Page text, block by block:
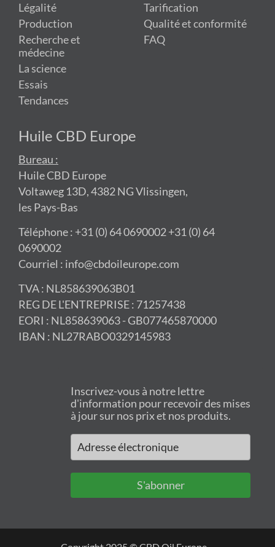
Légalité
Production
Recherche et
médecine
La science
Essais
Tendances
Tarification
Qualité et conformité
FAQ
Huile CBD Europe
Bureau :
Huile CBD Europe
Voltaweg 13D, 4382 NG Vlissingen,
les Pays-Bas
Téléphone : +31 (0) 64 0690002 +31 (0) 64
0690002
Courriel : info@cbdoileurope.com
TVA : NL858639063B01
REG DE L'ENTREPRISE : 71257438
EORI : NL858639063 - GB077465870000
IBAN : NL27RABO0329145983
Inscrivez-vous à notre lettre
d'information pour recevoir des mises
à jour sur nos prix et nos produits.
S'abonner